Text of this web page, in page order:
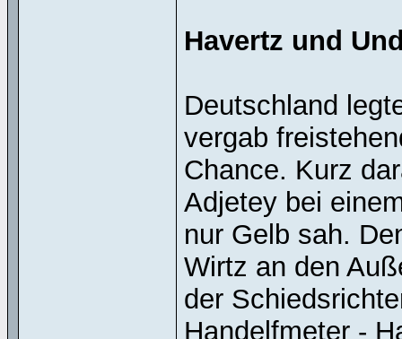
Havertz und
Deutschland
vergab
Chance. Kurz
Adjetey bei
nur Gelb sah.
Wirtz an den
der
Handelfmeter -